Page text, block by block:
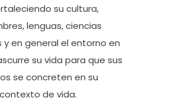
su cultura,
lenguas, ciencias
y en general el entorno en
su vida para que sus
se concreten en su
de vida.